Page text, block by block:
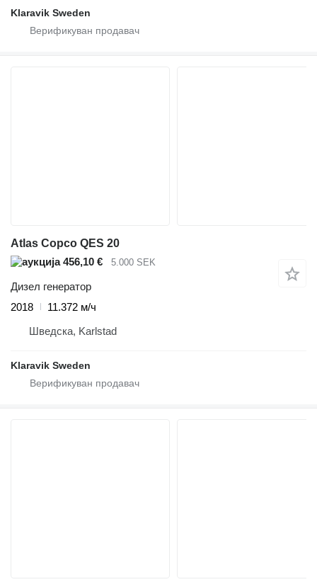
Klaravik Sweden
Atlas Copco QES 20
456,10 €
5.000 SEK
Дизел генератор
2018
11.372 м/ч
Шведска, Karlstad
Klaravik Sweden